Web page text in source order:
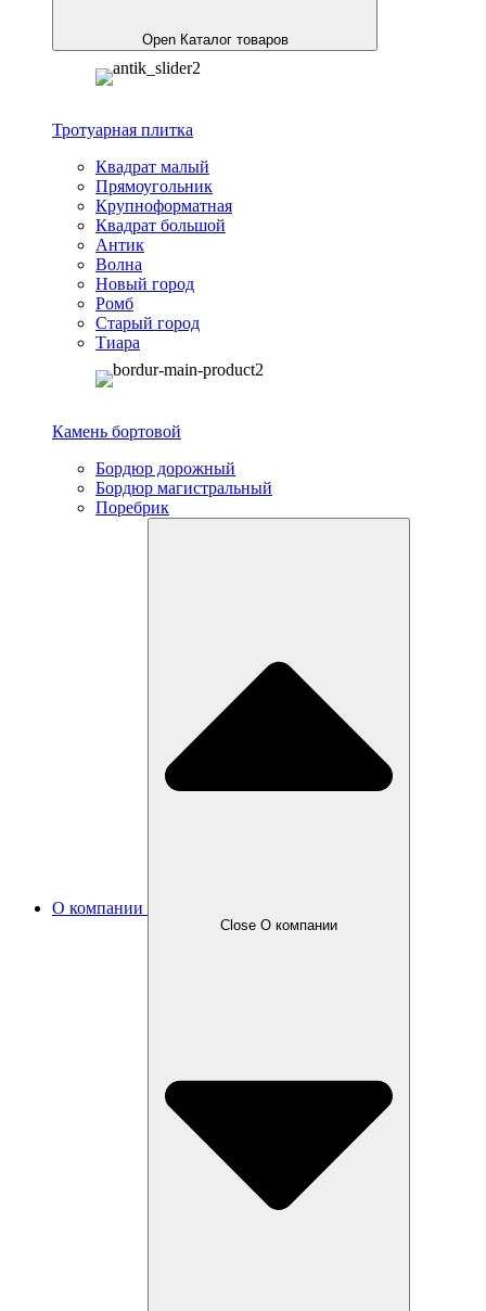
Open Каталог товаров
Тротуарная плитка
Квадрат малый
Прямоугольник
Крупноформатная
Квадрат большой
Антик
Волна
Новый город
Ромб
Старый город
Тиара
Камень бортовой
Бордюр дорожный
Бордюр магистральный
Поребрик
О компании
Close О компании